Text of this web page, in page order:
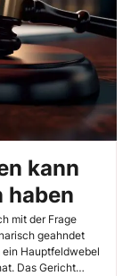
kann
haben
mit der Frage
geahndet
ein Hauptfeldwebel
Das Gericht